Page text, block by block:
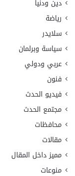
دين ودنيا
رياضة
سلايدر
سياسة وبرلمان
عربي ودولي
فنون
فيديو الحدث
مجتمع الحدث
محافظات
مقالات
مميز داخل المقال
منوعات